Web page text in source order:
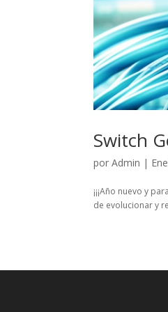
Switch
porAdmin |
¡¡¡Año nuevo y
de evolucionar y